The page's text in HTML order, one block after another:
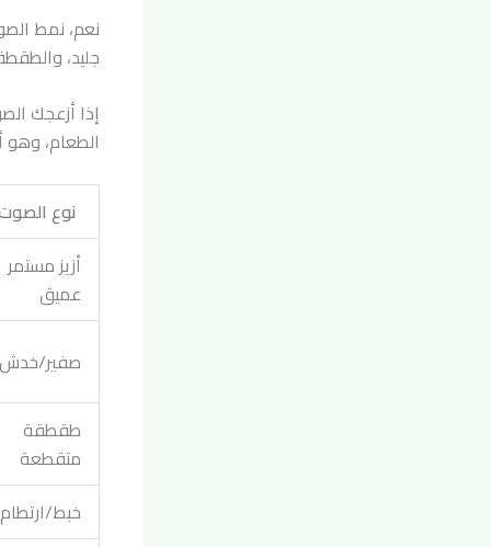
نعم، نمط
جليد،
إذا أزعجك
الطعام،
نوع
أزيز مستمر
عميق
صفير/خدش
طقطقة
متقطعة
خبط/ارتطام